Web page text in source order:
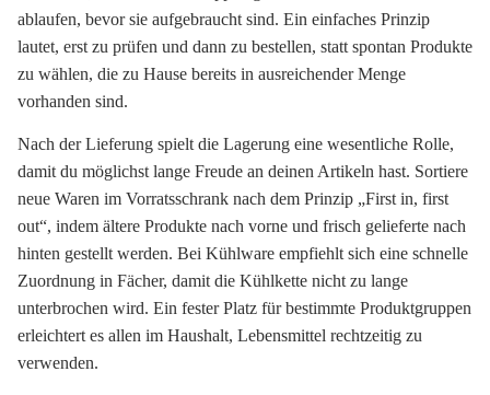
ablaufen, bevor sie aufgebraucht sind. Ein einfaches Prinzip
lautet, erst zu prüfen und dann zu bestellen, statt spontan Produkte
zu wählen, die zu Hause bereits in ausreichender Menge
vorhanden sind.
Nach der Lieferung spielt die Lagerung eine wesentliche Rolle,
damit du möglichst lange Freude an deinen Artikeln hast. Sortiere
neue Waren im Vorratsschrank nach dem Prinzip „First in, first
out“, indem ältere Produkte nach vorne und frisch gelieferte nach
hinten gestellt werden. Bei Kühlware empfiehlt sich eine schnelle
Zuordnung in Fächer, damit die Kühlkette nicht zu lange
unterbrochen wird. Ein fester Platz für bestimmte Produktgruppen
erleichtert es allen im Haushalt, Lebensmittel rechtzeitig zu
verwenden.